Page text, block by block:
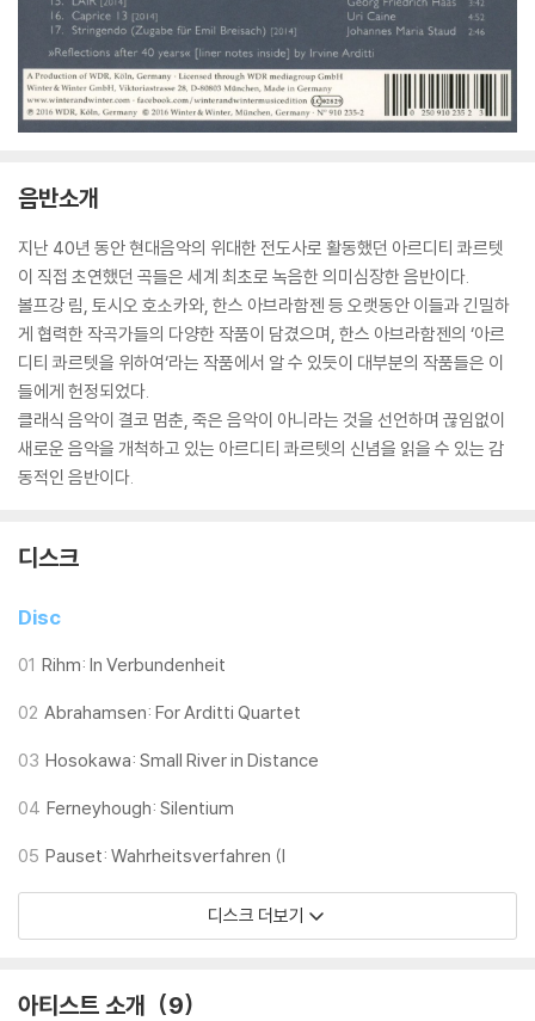
음반소개
지난 40년 동안 현대음악의 위대한 전도사로 활동했던 아르디티 콰르텟
이 직접 초연했던 곡들은 세계 최초로 녹음한 의미심장한 음반이다.
볼프강 림, 토시오 호소카와, 한스 아브라함젠 등 오랫동안 이들과 긴밀하
게 협력한 작곡가들의 다양한 작품이 담겼으며, 한스 아브라함젠의 ‘아르
디티 콰르텟을 위하여‘라는 작품에서 알 수 있듯이 대부분의 작품들은 이
들에게 헌정되었다.
클래식 음악이 결코 멈춘, 죽은 음악이 아니라는 것을 선언하며 끊임없이
새로운 음악을 개척하고 있는 아르디티 콰르텟의 신념을 읽을 수 있는 감
동적인 음반이다.
디스크
Disc
01 Rihm: In Verbundenheit
02 Abrahamsen: For Arditti Quartet
03 Hosokawa: Small River in Distance
04 Ferneyhough: Silentium
05 Pauset: Wahrheitsverfahren (I
디스크 더보기
아티스트 소개 9